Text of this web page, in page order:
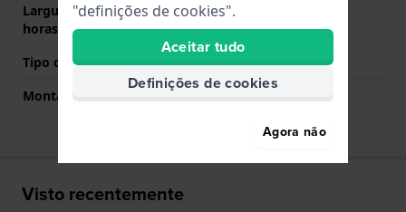
Largura de banda lado 6
horas (mm)
115 mm
Tipo de montagem
Pinos de pressão
Montagem Reta
Visto recentemente
"definições de cookies".
Aceitar tudo
Definições de cookies
Agora não